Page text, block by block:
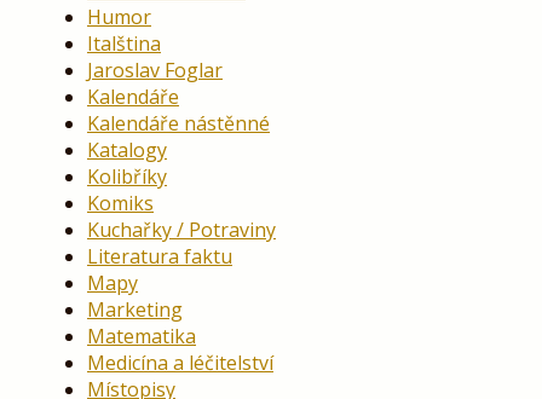
Humor
Italština
Jaroslav Foglar
Kalendáře
Kalendáře nástěnné
Katalogy
Kolibříky
Komiks
Kuchařky / Potraviny
Literatura faktu
Mapy
Marketing
Matematika
Medicína a léčitelství
Místopisy